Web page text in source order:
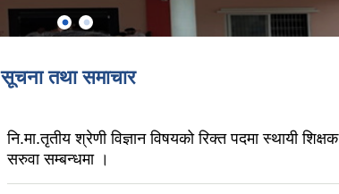
सूचना तथा समाचार
नि.मा.तृतीय श्रेणी विज्ञान विषयको रिक्त पदमा स्थायी शिक्षक
सरुवा सम्बन्धमा ।